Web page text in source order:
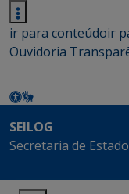
ir para conteúdoir
Ouvidoria
SEILOG
Secretaria de